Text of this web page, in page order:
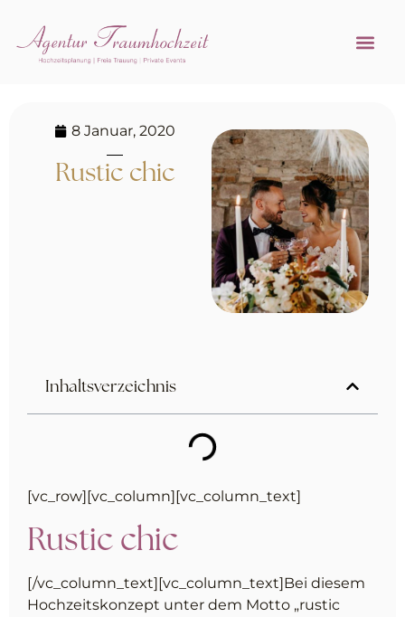
8 Januar, 2020
Rustic chic
Inhaltsverzeichnis
[vc_row][vc_column][vc_column_text]
Rustic chic
[/vc_column_text][vc_column_text]Bei diesem
Hochzeitskonzept unter dem Motto „rustic